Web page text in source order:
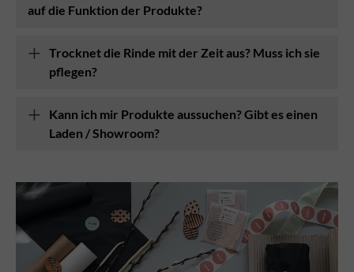
auf die Funktion der Produkte?
Trocknet die Rinde mit der Zeit aus? Muss ich sie
pflegen?
Kann ich mir Produkte aussuchen? Gibt es einen
Laden / Showroom?